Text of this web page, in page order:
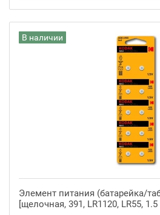
В наличии
Элемент питания (батарейка/
[щелочная, 391, LR1120, LR55, 1.5